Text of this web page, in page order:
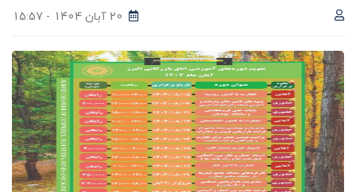
20 آبان 1404 - 15:57